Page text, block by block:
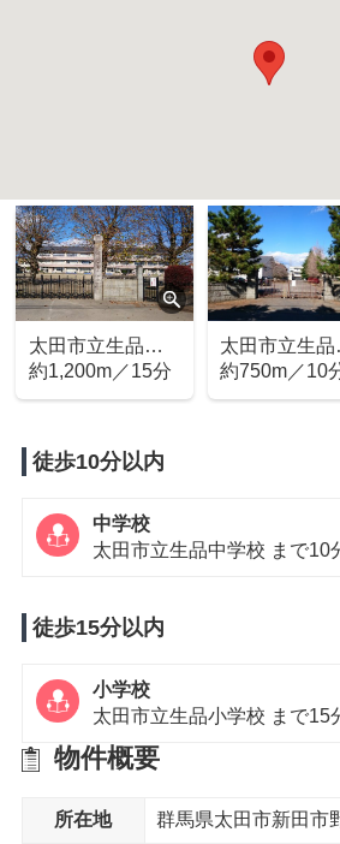
太田市立生品小
学校
約1,200m／15分
太田市立生品
学校
約750m／10
徒歩10分以内
中学校
太田市立生品中学校 まで10
徒歩15分以内
小学校
太田市立生品小学校 まで15
物件概要
所在地 群馬県太田市新田市